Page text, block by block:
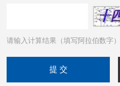
请输入计算结果（填写阿拉伯数字